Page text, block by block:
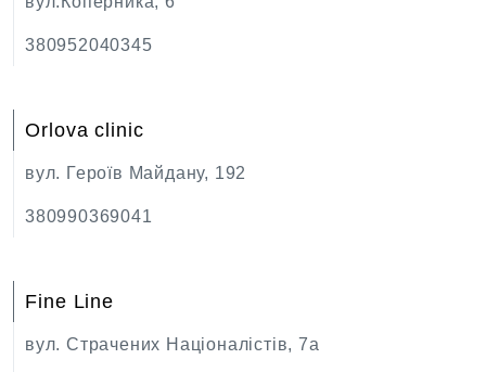
380952040345
Orlova clinic
вул. Героїв Майдану, 192
380990369041
Fine Line
вул. Страчених Націоналістів, 7а